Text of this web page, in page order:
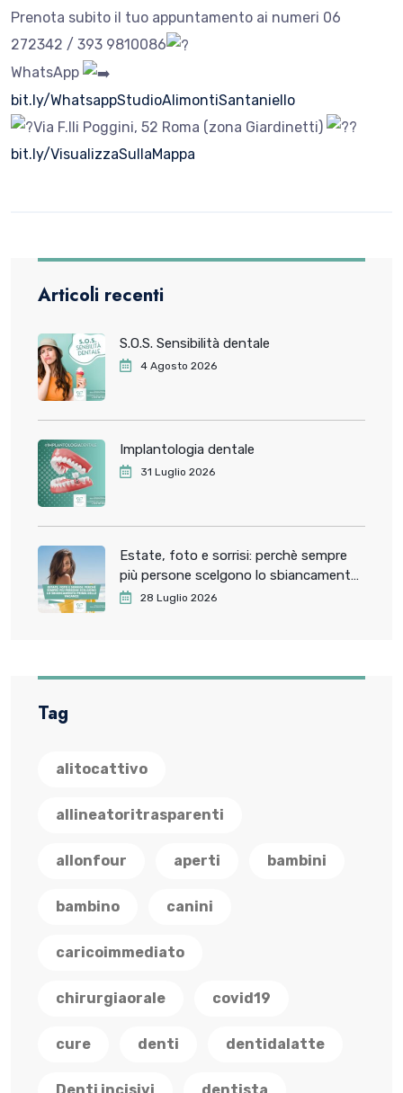
Prenota subito il tuo appuntamento ai numeri 06
272342 / 393 9810086
WhatsApp
bit.ly/WhatsappStudioAlimontiSantaniello
Via F.lli Poggini, 52 Roma (zona Giardinetti)
bit.ly/VisualizzaSullaMappa
Articoli recenti
S.O.S. Sensibilità dentale
4 Agosto 2026
Implantologia dentale
31 Luglio 2026
Estate, foto e sorrisi: perchè sempre
più persone scelgono lo sbiancamento
dentale prima delle vacanze
28 Luglio 2026
Tag
alitocattivo
allineatoritrasparenti
allonfour aperti bambini
bambino canini
caricoimmediato
chirurgiaorale covid19
cure denti dentidalatte